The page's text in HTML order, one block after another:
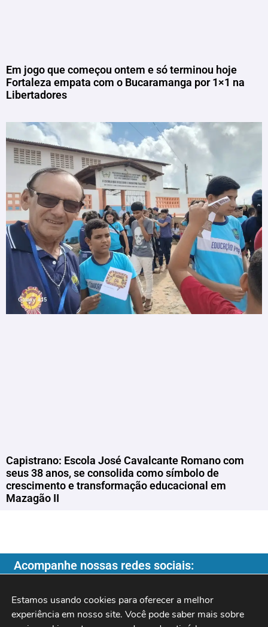
Em jogo que começou ontem e só terminou hoje
Fortaleza empata com o Bucaramanga por 1×1 na
Libertadores
Capistrano: Escola José Cavalcante Romano com
seus 38 anos, se consolida como símbolo de
crescimento e transformação educacional em
Mazagão II
Acompanhe nossas redes sociais:
Estamos usando cookies para oferecer a melhor
experiência em nosso site. Você pode saber mais sobre